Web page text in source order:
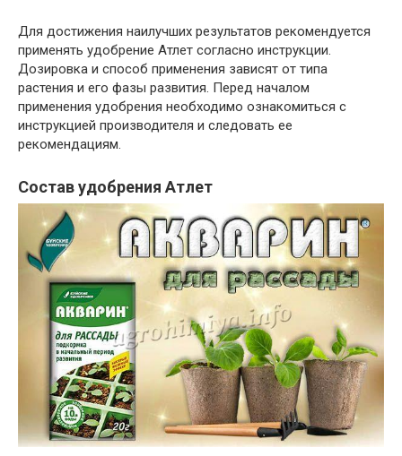
Для достижения наилучших результатов рекомендуется
применять удобрение Атлет согласно инструкции.
Дозировка и способ применения зависят от типа
растения и его фазы развития. Перед началом
применения удобрения необходимо ознакомиться с
инструкцией производителя и следовать ее
рекомендациям.
Состав удобрения Атлет